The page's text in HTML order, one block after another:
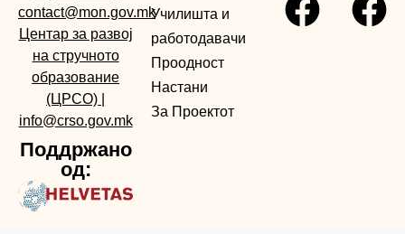
contact@mon.gov.mk
Центар за развој
на стручното
образование
(ЦРСО)
info@crso.gov.mk
Поддржано
од:
Училишта и
работодавачи
Проодност
Настани
За Проектот